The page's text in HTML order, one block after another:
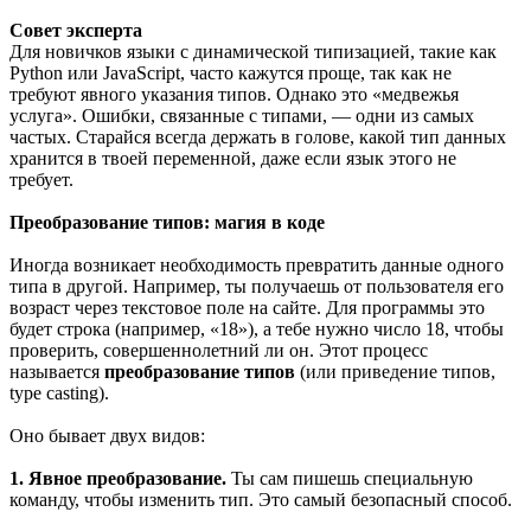
Совет эксперта
Для новичков языки с динамической типизацией, такие как
Python или JavaScript, часто кажутся проще, так как не
требуют явного указания типов. Однако это «медвежья
услуга». Ошибки, связанные с типами, — одни из самых
частых. Старайся всегда держать в голове, какой тип данных
хранится в твоей переменной, даже если язык этого не
требует.
Преобразование типов: магия в коде
Иногда возникает необходимость превратить данные одного
типа в другой. Например, ты получаешь от пользователя его
возраст через текстовое поле на сайте. Для программы это
будет строка (например, «18»), а тебе нужно число 18, чтобы
проверить, совершеннолетний ли он. Этот процесс
называется преобразование типов (или приведение типов,
type casting).
Оно бывает двух видов:
1. Явное преобразование. Ты сам пишешь специальную
команду, чтобы изменить тип. Это самый безопасный способ.